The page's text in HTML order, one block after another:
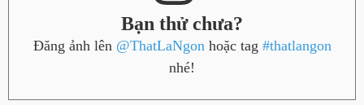
Bạn thử chưa?
Đăng ảnh lên @ThatLaNgon hoặc tag #thatlangon
nhé!